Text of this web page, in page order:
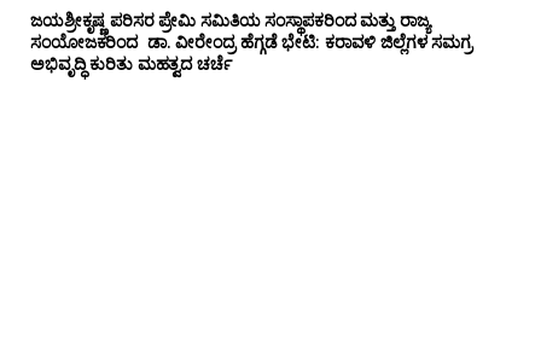
ಜಯಶ್ರೀಕೃಷ್ಣ ಪರಿಸರ ಪ್ರೇಮಿ ಸಮಿತಿಯ ಸಂಸ್ಥಾಪಕರಿಂದ ಮತ್ತು ರಾಜ್ಯ
ಸಂಯೋಜಕರಿಂದ ಡಾ. ವೀರೇಂದ್ರ ಹೆಗ್ಗಡೆ ಭೇಟಿ: ಕರಾವಳಿ ಜಿಲ್ಲೆಗಳ ಸಮಗ್ರ
ಅಭಿವೃದ್ಧಿ ಕುರಿತು ಮಹತ್ವದ ಚರ್ಚೆ